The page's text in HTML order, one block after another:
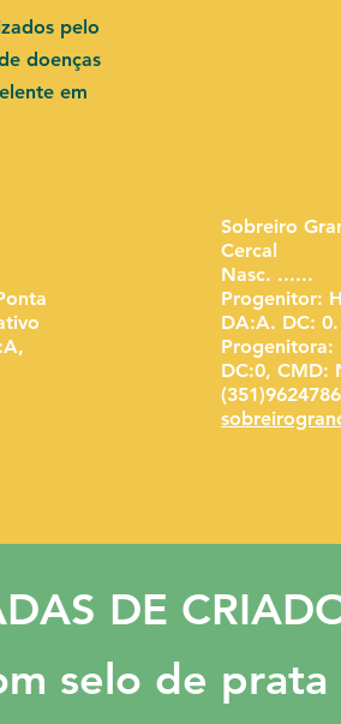
pelo
doenças
em
Sobreiro
Cercal
Nasc. ......
Progenitor:
DA:A. DC:
Progenitora:
DC:0, CMD:
DE
selo de prata